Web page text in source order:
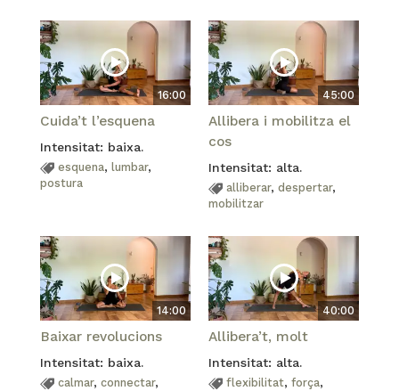
16:00
Cuida’t l’esquena
Intensitat: baixa.
esquena, lumbar,
postura
45:00
Allibera i mobilitza el
cos
Intensitat: alta.
alliberar, despertar,
mobilitzar
14:00
Baixar revolucions
Intensitat: baixa.
calmar, connectar,
40:00
Allibera’t, molt
Intensitat: alta.
flexibilitat, força,